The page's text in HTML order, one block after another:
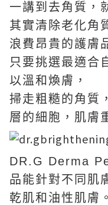
一講到去角質，
其實清除老化角
浪費昂貴的護膚
只要挑選最適合
以溫和煥膚，
掃走粗糙的角質
層的細胞，肌膚
DR.G Derma
品能針對不同肌
乾肌和油性肌膚。